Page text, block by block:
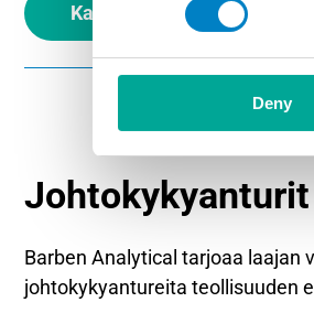
Deny
Katso tekniset tiedot
Johtokykyanturit
Barben Analytical tarjoaa laajan
johtokykyantureita teollisuuden